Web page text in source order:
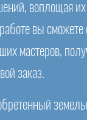
воплощая
вы сможете
мастеров,
заказ.